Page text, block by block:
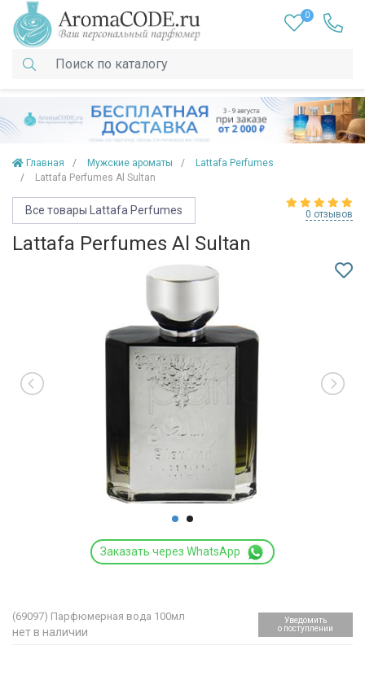
0
Главная Мужские ароматы
Lattafa Perfumes
Lattafa Perfumes Al Sultan
Все товары Lattafa Perfumes 0 отзывов
Lattafa Perfumes Al Sultan
Заказать через WhatsApp
(69097) Парфюмерная вода 100мл
нет в наличии
Уведомить
о поступлении